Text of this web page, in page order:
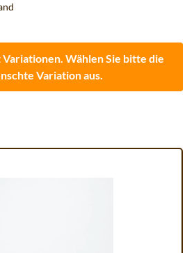
Wählen Sie bitte die
Variation aus.